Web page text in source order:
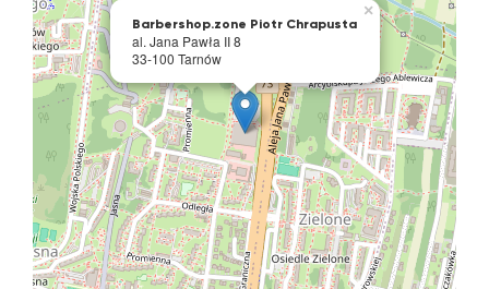
Barbershop.zone Piotr Chrapusta
al. Jana Pawła II 8
33-100 Tarnów
×